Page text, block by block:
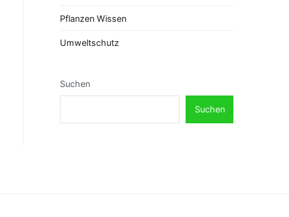
Pflanzen Wissen
Umweltschutz
Suchen
Suchen